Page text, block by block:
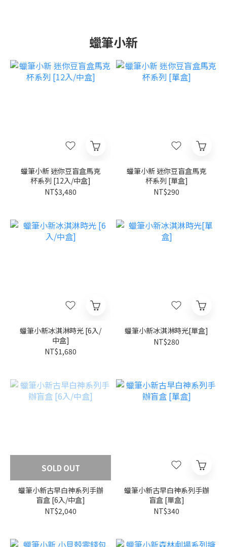
蠟筆小新
蠟筆小新 迷你豆盲盒馬克
杯系列 [12入/中盒]
NT$3,480
蠟筆小新 迷你豆盲盒馬克
杯系列 [單盒]
NT$290
蠟筆小新冰淇淋時光 [6入/
中盒]
NT$1,680
蠟筆小新冰淇淋時光[單盒]
NT$280
SOLD OUT
蠟筆小新古早白神系列手辦
盲盒 [6入/中盒]
NT$2,040
蠟筆小新古早白神系列手辦
盲盒 [單盒]
NT$340